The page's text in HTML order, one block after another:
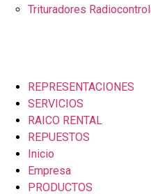
Trituradores
REPRESENTACIONES
SERVICIOS
RAICO RENTAL
REPUESTOS
Inicio
Empresa
PRODUCTOS